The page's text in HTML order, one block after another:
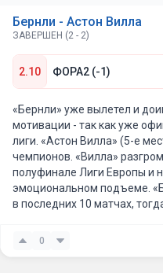
Бернли - Астон Вилла
ЗАВЕРШЕН (2 - 2)
2.10 ФОРА2 (-1)
«Бернли» уже вылетел и
мотивации - так как уже
лиги. «Астон Вилла» (5-е
чемпионов. «Вилла»
полуфинале Лиги Европы и
эмоциональном подъеме.
в последних 10 матчах,
0